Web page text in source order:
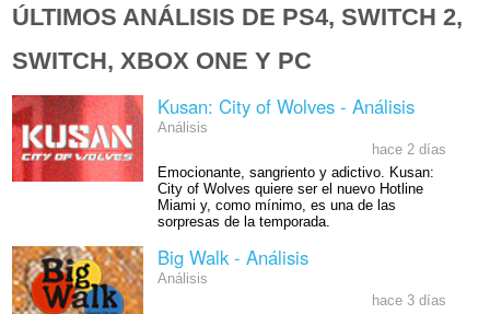
ÚLTIMOS ANÁLISIS DE PS4, SWITCH 2,
SWITCH, XBOX ONE Y PC
Kusan: City of Wolves - Análisis
Análisis
hace 2 días
Emocionante, sangriento y adictivo. Kusan:
City of Wolves quiere ser el nuevo Hotline
Miami y, como mínimo, es una de las
sorpresas de la temporada.
Big Walk - Análisis
Análisis
hace 3 días